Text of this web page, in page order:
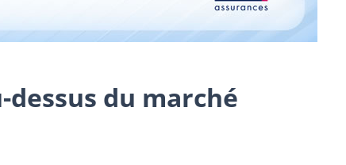
dessus du marché